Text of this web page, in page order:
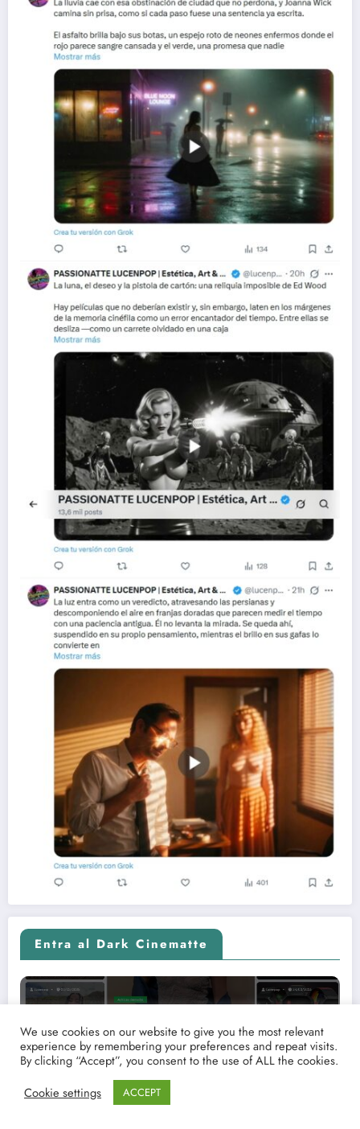
Entra al Dark Cinematte
We use cookies on our website to give you the most relevant
experience by remembering your preferences and repeat visits.
By clicking “Accept”, you consent to the use of ALL the cookies.
Cookie settings
ACCEPT